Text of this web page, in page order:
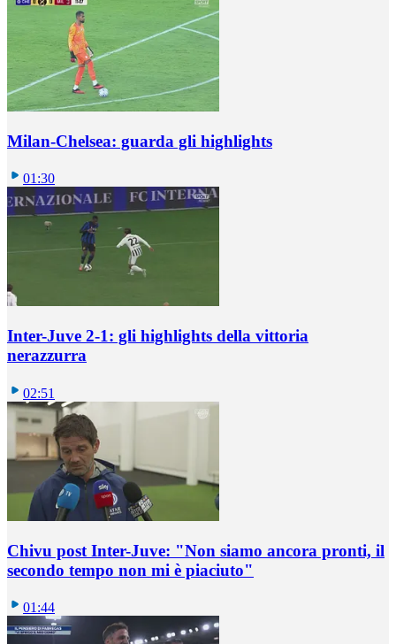
Milan-Chelsea: guarda gli highlights
01:30
Inter-Juve 2-1: gli highlights della vittoria
nerazzurra
02:51
Chivu post Inter-Juve: "Non siamo ancora pronti, il
secondo tempo non mi è piaciuto"
01:44